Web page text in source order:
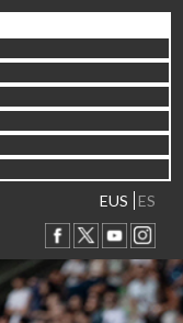
EUS ES
Abuztuaren 15a / 15 de
Abuztuaren 23a / 23 de
Abuztuaren 30a / 30 de
Irailaren 6a / 6 de
Irailaren 13a / 13 de
Irailaren 30a / 30 de